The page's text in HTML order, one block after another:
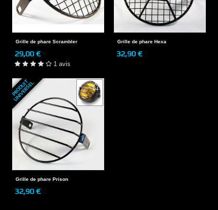
Grille de phare Scrambler
29,00 €
1 avis
Grille de phare Hexa
32,90 €
P
R
O
D
U
I
T
U
N
I
V
E
R
S
E
L
Grille de phare Prison
32,90 €